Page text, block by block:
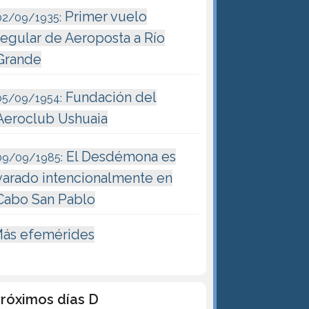
09/1935: Primer vuelo
de Aeroposta a Río
09/1954: Fundación del
Ushuaia
09/1985: El Desdémona es
intencionalmente en
San Pablo
efemérides
días D